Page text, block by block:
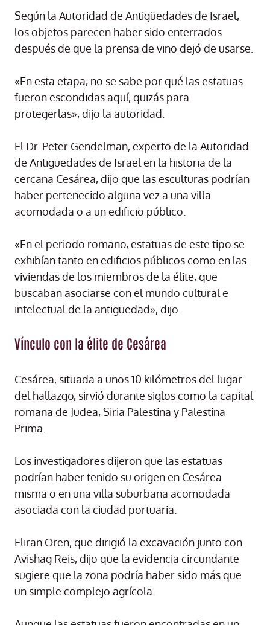
Según la Autoridad de Antigüedades de Israel,
los objetos parecen haber sido enterrados
después de que la prensa de vino dejó de usarse.
«En esta etapa, no se sabe por qué las estatuas
fueron escondidas aquí, quizás para
protegerlas», dijo la autoridad.
El Dr. Peter Gendelman, experto de la Autoridad
de Antigüedades de Israel en la historia de la
cercana Cesárea, dijo que las esculturas podrían
haber pertenecido alguna vez a una villa
acomodada o a un edificio público.
«En el periodo romano, estatuas de este tipo se
exhibían tanto en edificios públicos como en las
viviendas de los miembros de la élite, que
buscaban asociarse con el mundo cultural e
intelectual de la antigüedad», dijo.
Vínculo con la élite de Cesárea
Cesárea, situada a unos 10 kilómetros del lugar
del hallazgo, sirvió durante siglos como la capital
romana de Judea, Siria Palestina y Palestina
Prima.
Los investigadores dijeron que las estatuas
podrían haber tenido su origen en Cesárea
misma o en una villa suburbana acomodada
asociada con la ciudad portuaria.
Eliran Oren, que dirigió la excavación junto con
Avishag Reis, dijo que la evidencia circundante
sugiere que la zona podría haber sido más que
un simple complejo agrícola.